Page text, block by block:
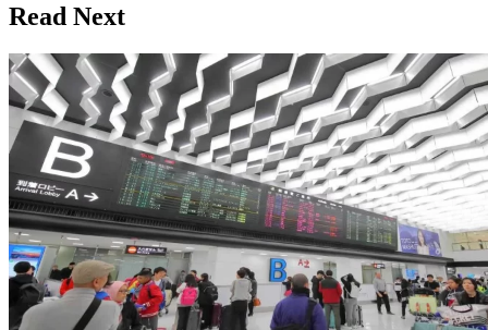
Read Next